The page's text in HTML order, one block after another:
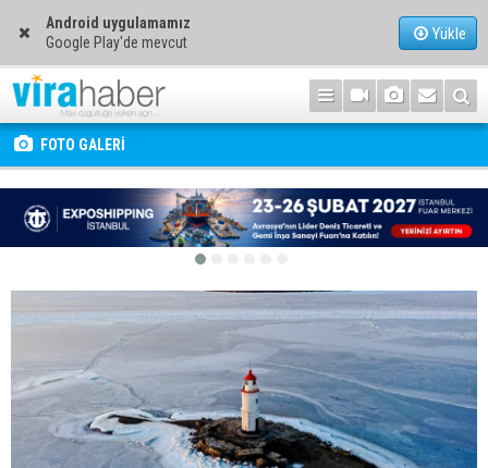
Android uygulamamız
Google Play'de mevcut
Yükle
FOTO GALERİ